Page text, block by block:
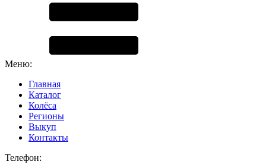
Меню:
Главная
Каталог
Колёса
Регионы
Выкуп
Контакты
Телефон: